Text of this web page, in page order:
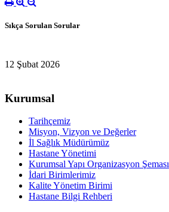
Sıkça Sorulan Sorular
12 Şubat 2026
Kurumsal
Tarihçemiz
Misyon, Vizyon ve Değerler
İl Sağlık Müdürümüz
Hastane Yönetimi
Kurumsal Yapı Organizasyon Şeması
İdari Birimlerimiz
Kalite Yönetim Birimi
Hastane Bilgi Rehberi